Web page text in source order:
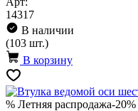
14317
В наличии
(103 шт.)
В корзину
% Летняя распродажа-20%